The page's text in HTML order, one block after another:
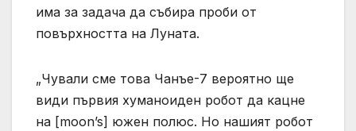
има за задача да събира проби от
повърхността на Луната.
„Чували сме това Чанъе-7 вероятно ще
види първия хуманоиден робот да кацне
на [moon’s] южен полюс. Но нашият робот